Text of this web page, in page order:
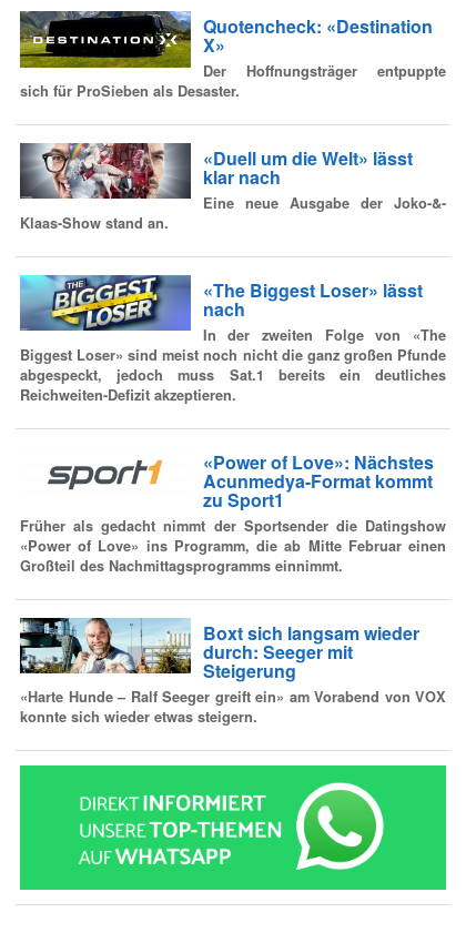
Quotencheck: «Destination
X»
Der Hoffnungsträger entpuppte
sich für ProSieben als Desaster.
«Duell um die Welt» lässt
klar nach
Eine neue Ausgabe der Joko-&-
Klaas-Show stand an.
«The Biggest Loser» lässt
nach
In der zweiten Folge von «The
Biggest Loser» sind meist noch nicht die ganz großen Pfunde
abgespeckt, jedoch muss Sat.1 bereits ein deutliches
Reichweiten-Defizit akzeptieren.
«Power of Love»: Nächstes
Acunmedya-Format kommt
zu Sport1
Früher als gedacht nimmt der Sportsender die Datingshow
«Power of Love» ins Programm, die ab Mitte Februar einen
Großteil des Nachmittagsprogramms einnimmt.
Boxt sich langsam wieder
durch: Seeger mit
Steigerung
«Harte Hunde – Ralf Seeger greift ein» am Vorabend von VOX
konnte sich wieder etwas steigern.